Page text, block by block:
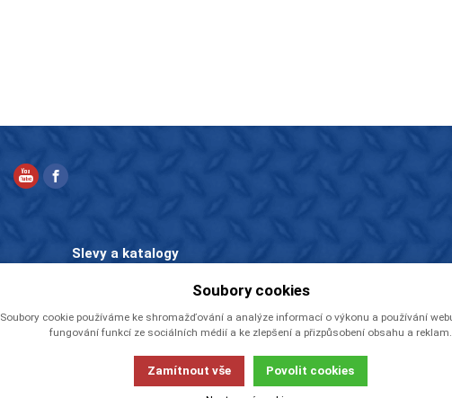
Slevy a katalogy
Rady a tipy
Soubory cookies
Soubory cookie používáme ke shromažďování a analýze informací o výkonu a používání
fungování funkcí ze sociálních médií a ke zlepšení a přizpůsobení obsahu a reklam.
Zamítnout vše Povolit cookies